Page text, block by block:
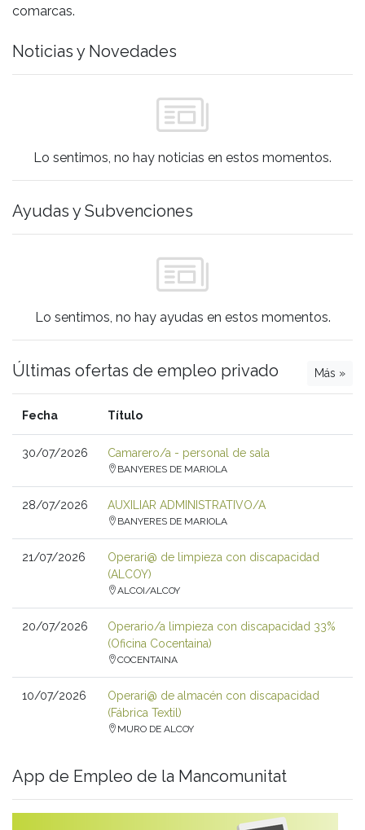
comarcas.
Noticias y Novedades
Lo sentimos, no hay noticias en estos momentos.
Ayudas y Subvenciones
Lo sentimos, no hay ayudas en estos momentos.
Más »
Últimas ofertas de empleo privado
Fecha Título
30/07/2026 Camarero/a - personal de sala
BANYERES DE MARIOLA
28/07/2026 AUXILIAR ADMINISTRATIVO/A
BANYERES DE MARIOLA
21/07/2026
Operari@ de limpieza con discapacidad
(ALCOY)
ALCOI/ALCOY
20/07/2026
Operario/a limpieza con discapacidad 33%
(Oficina Cocentaina)
COCENTAINA
10/07/2026
Operari@ de almacén con discapacidad
(Fábrica Textil)
MURO DE ALCOY
App de Empleo de la Mancomunitat